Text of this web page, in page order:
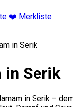
❤️ Merkliste
in Serik
in Serik
in Serik –